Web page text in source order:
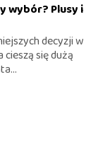
wybór? Plusy i
decyzji w
cieszą się dużą